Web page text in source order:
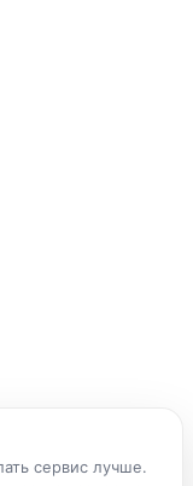
сервис лучше.